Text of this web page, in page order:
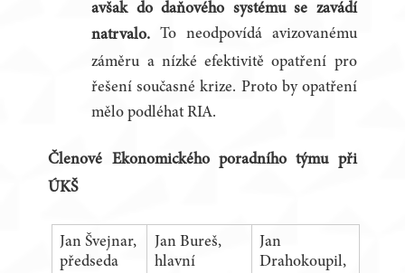
avšak do daňového systému se zavádí
natrvalo. To neodpovídá avizovanému
záměru a nízké efektivitě opatření pro
řešení současné krize. Proto by opatření
mělo podléhat RIA.
Členové Ekonomického poradního týmu při
ÚKŠ
Jan Švejnar,
předseda
Jan Bureš,
hlavní
Jan
Drahokoupil,